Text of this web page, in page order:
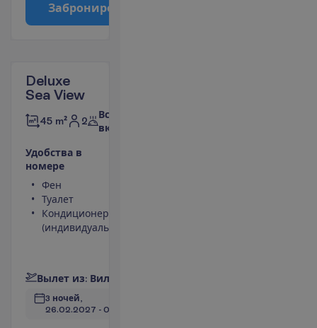
Заброниро
Deluxe
Sea View
45 m² 2
Все
включено
Удобства в
номере
Фен
Туалет
Кондиционер
(индивидуальный)
Вылет из: Вил
3 ночей,
26.02.2027 - 01.03.2027